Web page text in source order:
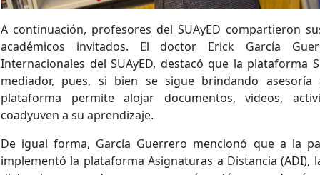
A continuación, profesores del SUAyED compartieron
académicos invitados. El doctor Erick García
Internacionales del SUAyED, destacó que la plataforma
mediador, pues, si bien se sigue brindando
plataforma permite alojar documentos, videos,
coadyuven a su aprendizaje.
De igual forma, García Guerrero mencionó que a la
implementó la plataforma Asignaturas a Distancia (ADI),